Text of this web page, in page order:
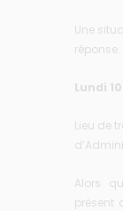
Une
réponse.
Lundi
Lieu de
Alors
présent